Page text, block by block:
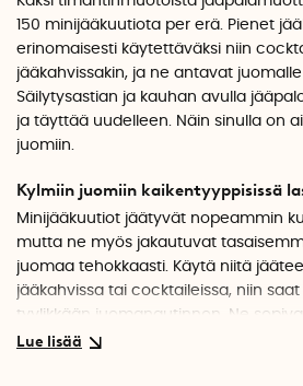
150 minijääkuutiota per erä. Pienet
erinomaisesti käytettäväksi niin
jääkahvissakin, ja ne antavat
Säilytysastian ja kauhan avulla
ja täyttää uudelleen. Näin sinulla on
juomiin.
Kylmiin juomiin kaikentyyppisissä
Minijääkuutiot jäätyvät nopeammin
mutta ne myös jakautuvat
juomaa tehokkaasti. Käytä niitä
jääkahvissa tai cocktaileissa, niin
tyylikkään juomanautinnon. Ne
käytettäväksi myös kapeissa laseissa,